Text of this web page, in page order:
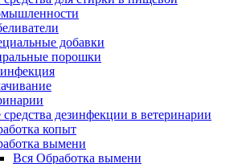
добавки
порошки
средства дезинфекции в ветеринарии
копыт
вымени
Вся Обработка вымени